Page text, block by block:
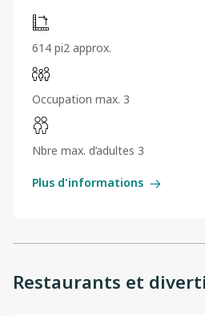
614 pi2 approx.
Occupation max. 3
Nbre max. d’adultes 3
Plus d'informations
Restaurants et